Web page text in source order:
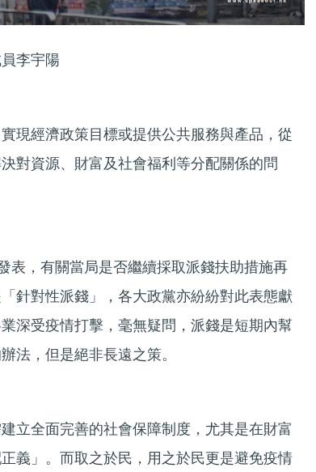
李宇陽
現經濟政策目標或提供公共服務與產品，從
對資源、財富及社會福利等分配關係的問
表，有關當局是否繼續採取派錢扶助措施再
針對性派錢」，各大政黨亦紛紛對此表態獻
深受疫情打擊，毫無疑問，派錢是短期內幫
法，但是絕非長遠之策。
立全面完善的社會保障制度，尤其是在財富
義」。而取之於民，用之於民更是避免疫情